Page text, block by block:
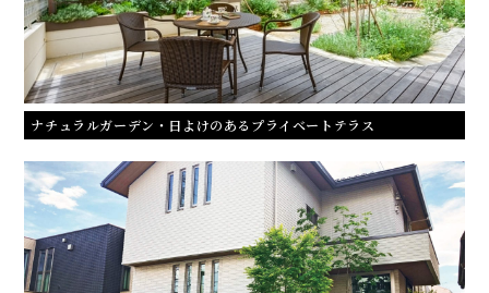
ナチュラルガーデン・日よけのあるプライベートテラス